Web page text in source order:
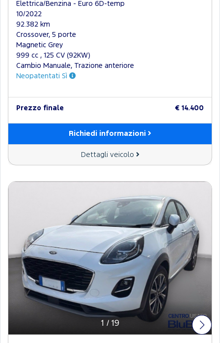
Elettrica/Benzina - Euro 6D-temp
10/2022
92.382 km
Crossover, 5 porte
Magnetic Grey
999 cc , 125 CV (92KW)
Cambio Manuale, Trazione anteriore
Neopatentati Sì
Prezzo finale € 14.400
Richiedi informazioni
Dettagli veicolo
1 / 19